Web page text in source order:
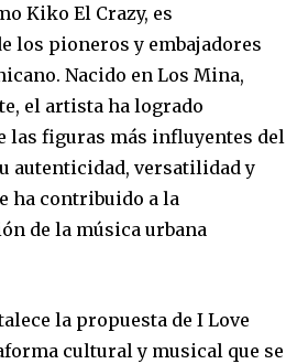
Kiko El Crazy, es
los pioneros y embajadores
Nacido en Los Mina,
el artista ha logrado
las figuras más influyentes del
autenticidad, versatilidad y
ha contribuido a la
de la música urbana
la propuesta de I Love
cultural y musical que se